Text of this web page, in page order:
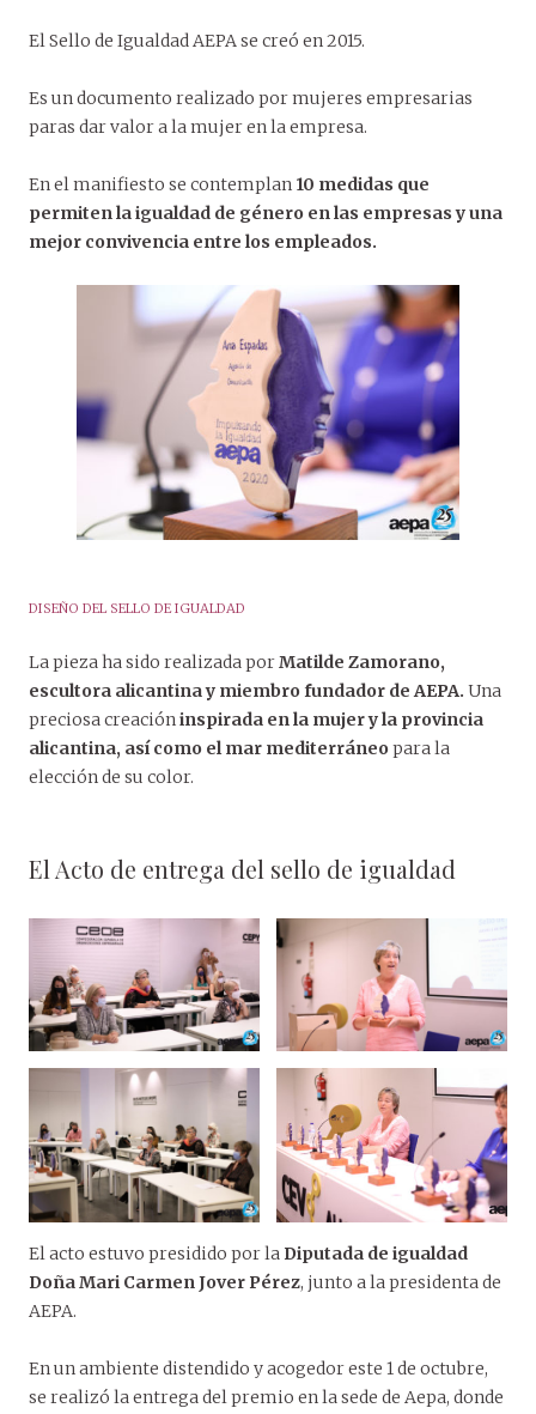
El Sello de Igualdad AEPA se creó en 2015.
Es un documento realizado por mujeres empresarias
paras dar valor a la mujer en la empresa.
En el manifiesto se contemplan 10 medidas que
permiten la igualdad de género en las empresas y una
mejor convivencia entre los empleados.
DISEÑO DEL SELLO DE IGUALDAD
La pieza ha sido realizada porMatilde Zamorano,
escultora alicantina y miembro fundador de AEPA. Una
preciosa creacióninspirada en la mujer y la provincia
alicantina, así como el mar mediterráneo para la
elección de su color.
El Acto de entrega del sello de igualdad
El acto estuvo presidido por la Diputada de igualdad
Doña Mari Carmen Jover Pérez, junto a la presidenta de
AEPA.
En un ambiente distendido y acogedor este 1 de octubre,
se realizó la entrega del premio en la sede de Aepa, donde